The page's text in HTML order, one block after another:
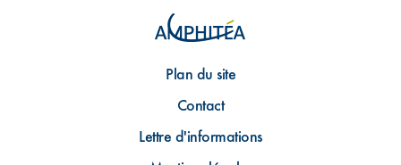
Plan du site
Contact
Lettre d'informations